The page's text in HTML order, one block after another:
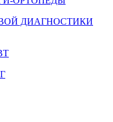
ДИАГНОСТИКИ